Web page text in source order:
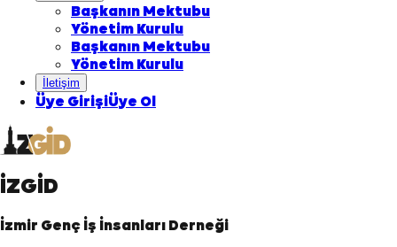
Başkanın Mektubu
Yönetim Kurulu
Başkanın Mektubu
Yönetim Kurulu
İletişim
Üye GirişiÜye Ol
İZGİD
İzmir Genç İş İnsanları Derneği